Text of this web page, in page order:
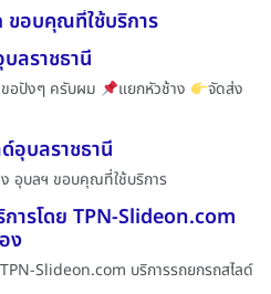
อบคุณที่ใช้บริการ
ลราชธานี
อปังๆ ครับผม แยกหัวช้าง
จัดส่ง
อุบลราชธานี
อุบลฯ ขอบคุณที่ใช้บริการ
ารโดย TPN-Slideon.com
ง
Slideon.com บริการรถยกรถสไลด์